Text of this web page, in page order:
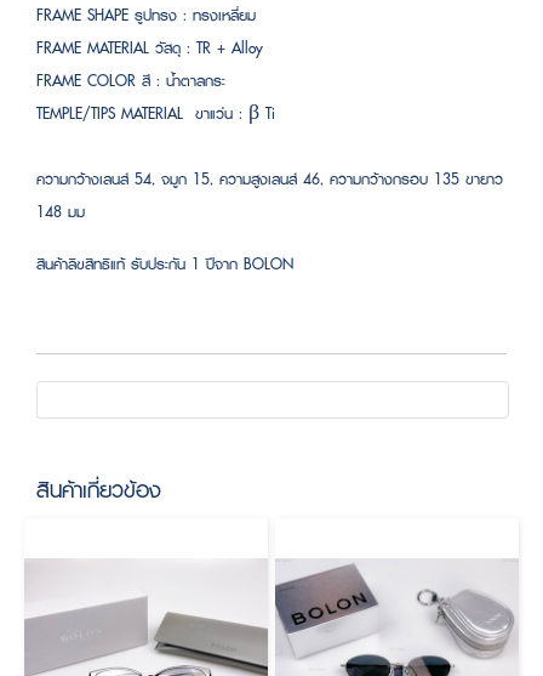
FRAME SHAPE รูปทรง : ทรงเหลี่ยม
FRAME MATERIAL วัสดุ : TR + Alloy
FRAME COLOR สี : น้ำตาลกระ
TEMPLE/TIPS MATERIAL ขาแว่น : β Ti
ความกว้างเลนส์ 54, จมูก 15, ความสูงเลนส์ 46, ความกว้างกรอบ 135 ขายาว
148 มม
สินค้าลิขสิทธิแท้ รับประกัน 1 ปีจาก BOLON
สินค้าเกี่ยวข้อง